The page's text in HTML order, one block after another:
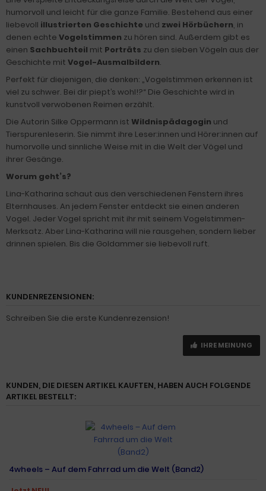
humorvoll und leicht für die ganze Familie. Bestehend aus einer
liebevoll illustrierten Geschichte und zwei Hörbüchern, in
denen echte Vogelstimmen zu hören sind. Außerdem gibt es
einen Sachbuchteil mit Porträts zu den sieben Vögeln aus der
Geschichte mit Vogel-Ausmalbildern.
Perfekt für diejenigen, die denken: „Vogelstimmen erkennen ist
viel zu schwer. Bei dir piept’s wohl!?“ Die Geschichte wird in
kunstvoll verwobenen Reimen erzählt.
Die Autorin Silke Oppermann ist Wildnispädagogin und
Tierspurenleserin. Sie nimmt ihre Leser:innen und Hörer:innen auf
humorvolle und sinnliche Weise mit in die Welt der Vögel und
ihrer Gesänge.
Worum geht’s?
Lina-Katharina schaut aus den verschiedenen Fenstern ihres
Elternhauses. An jedem Fenster entdeckt sie einen anderen
Vogel. Jeder Vogel spricht mit ihr mit seinem Vogelstimmen-
Merksatz. Aber Lina-Katharina will nie rausgehen, sondern lieber
drinnen spielen. Bis die Goldammer sie liebevoll ruft.
KUNDENREZENSIONEN:
Schreiben Sie die erste Kundenrezension!
IHRE MEINUNG
KUNDEN, DIE DIESEN ARTIKEL KAUFTEN, HABEN AUCH FOLGENDE
ARTIKEL BESTELLT:
4wheels – Auf dem Fahrrad um die Welt (Band2)